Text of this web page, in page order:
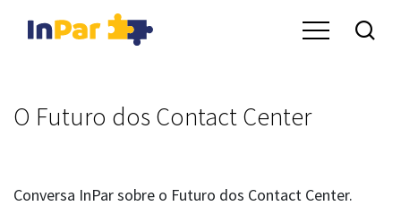
O Futuro dos Contact Center
Conversa InPar sobre o Futuro dos Contact Center.